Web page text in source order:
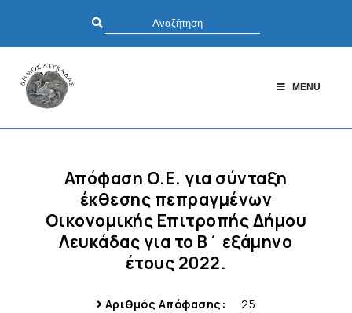
MENU
Απόφαση Ο.Ε. για σύνταξη
έκθεσης πεπραγμένων
Οικονομικής Επιτροπής Δήμου
Λευκάδας για το Β΄ εξάμηνο
έτους 2022.
Αριθμός Απόφασης: 25